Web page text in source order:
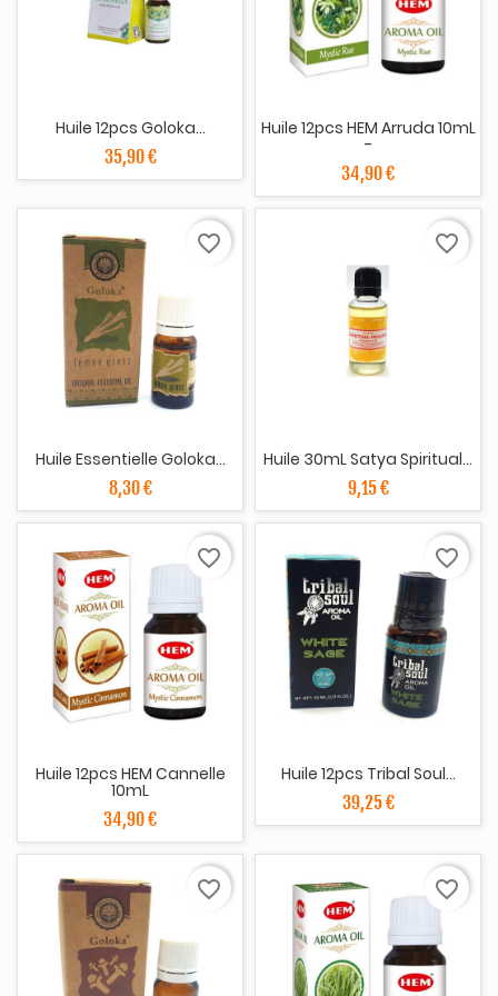
Huile 12pcs Goloka...
35,90 €
Huile 12pcs HEM Arruda 10mL
-
34,90 €
Huile Essentielle Goloka...
8,30 €
favorite_border
Huile 30mL Satya Spiritual...
9,15 €
favorite_border
Huile 12pcs HEM Cannelle
10mL
34,90 €
favorite_border
Huile 12pcs Tribal Soul...
39,25 €
favorite_border
favorite_border favorite_border